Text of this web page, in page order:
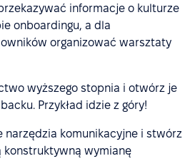
informacje o kulturze
onboardingu, a dla
organizować warsztaty
wyższego stopnia i otwórz je
Przykład idzie z góry!
narzędzia komunikacyjne i stwórz
konstruktywną wymianę